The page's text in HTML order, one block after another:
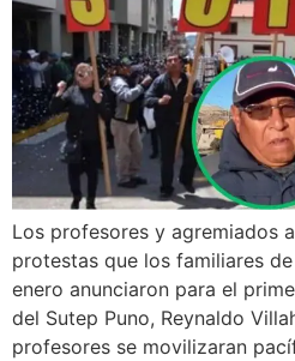
Los profesores y agremiados
protestas que los familiares
enero anunciaron para el
del Sutep Puno, Reynaldo
profesores se movilizaran